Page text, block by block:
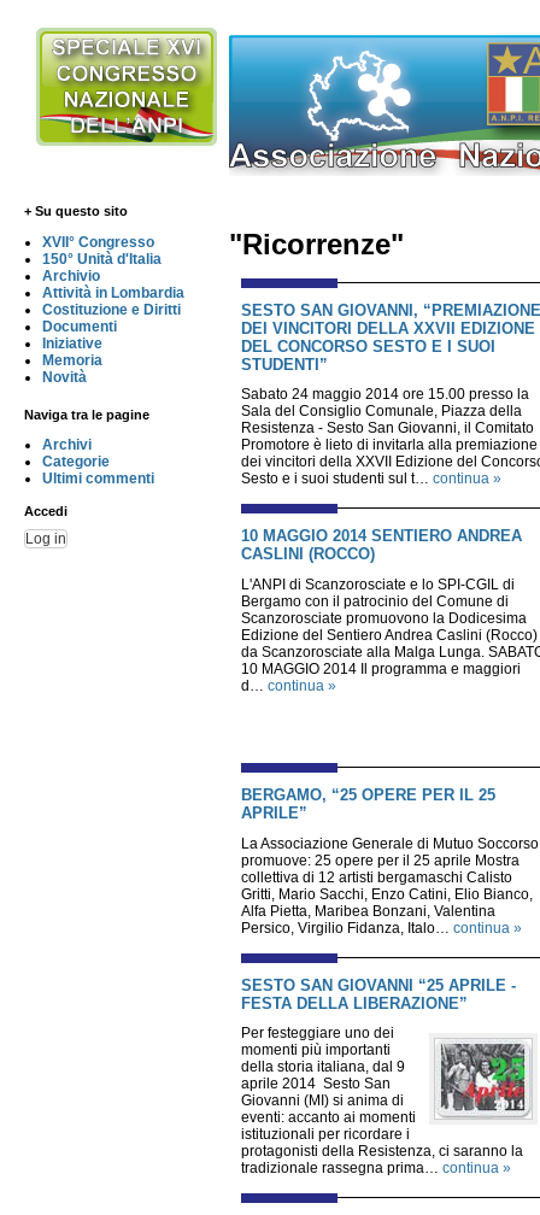
+ Su questo sito
XVII° Congresso
150° Unità d'Italia
Archivio
Attività in Lombardia
Costituzione e Diritti
Documenti
Iniziative
Memoria
Novità
Naviga tra le pagine
Archivi
Categorie
Ultimi commenti
Accedi
Log in
"Ricorrenze"
SESTO SAN GIOVANNI, “PREMIAZIONE
DEI VINCITORI DELLA XXVII EDIZIONE
DEL CONCORSO SESTO E I SUOI
STUDENTI”
Sabato 24 maggio 2014 ore 15.00 presso la
Sala del Consiglio Comunale, Piazza della
Resistenza - Sesto San Giovanni, il Comitato
Promotore è lieto di invitarla alla premiazione
dei vincitori della XXVII Edizione del
Sesto e i suoi studenti sul t… continua »
10 MAGGIO 2014 SENTIERO ANDREA
CASLINI (ROCCO)
L'ANPI di Scanzorosciate e lo SPI-CGIL di
Bergamo con il patrocinio del Comune di
Scanzorosciate promuovono la Dodicesima
Edizione del Sentiero Andrea Caslini (Rocco)
da Scanzorosciate alla Malga Lunga.
10 MAGGIO 2014 Il programma e maggiori
d… continua »
BERGAMO, “25 OPERE PER IL 25
APRILE”
La Associazione Generale di Mutuo Soccorso
promuove: 25 opere per il 25 aprile Mostra
collettiva di 12 artisti bergamaschi Calisto
Gritti, Mario Sacchi, Enzo Catini, Elio Bianco,
Alfa Pietta, Maribea Bonzani, Valentina
Persico, Virgilio Fidanza, Italo… continua »
SESTO SAN GIOVANNI “25 APRILE -
FESTA DELLA LIBERAZIONE”
Per festeggiare uno dei
momenti più importanti
della storia italiana, dal 9
aprile 2014 Sesto San
Giovanni (MI) si anima di
eventi: accanto ai momenti
istituzionali per ricordare i
protagonisti della Resistenza, ci saranno la
tradizionale rassegna prima… continua »